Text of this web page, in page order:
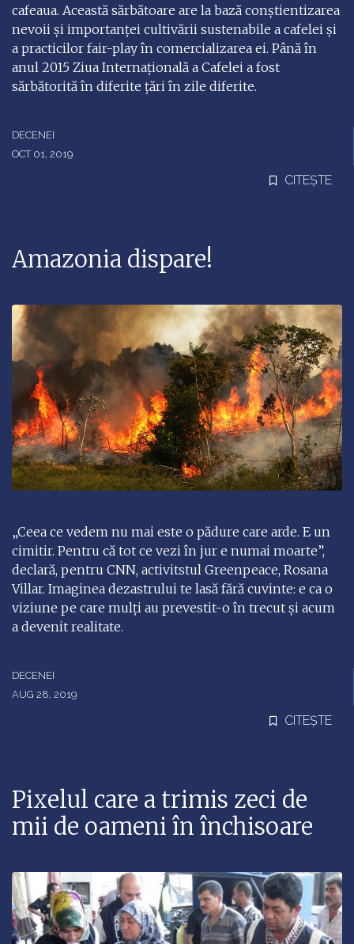
cafeaua. Această sărbătoare are la bază conștientizarea
nevoii și importanței cultivării sustenabile a cafelei și
a practicilor fair-play în comercializarea ei. Până în
anul 2015 Ziua Internațională a Cafelei a fost
sărbătorită în diferite țări în zile diferite.
DECENEI
OCT 01, 2019
CITEȘTE
Amazonia dispare!
„Ceea ce vedem nu mai este o pădure care arde. E un
cimitir. Pentru că tot ce vezi în jur e numai moarte”,
declară, pentru CNN, activitstul Greenpeace, Rosana
Villar. Imaginea dezastrului te lasă fără cuvinte: e ca o
viziune pe care mulți au prevestit-o în trecut și acum
a devenit realitate.
DECENEI
AUG 28, 2019
CITEȘTE
Pixelul care a trimis zeci de
mii de oameni în închisoare